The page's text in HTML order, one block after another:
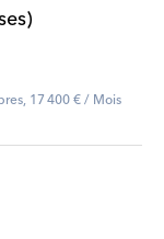
17 400 € / Mois